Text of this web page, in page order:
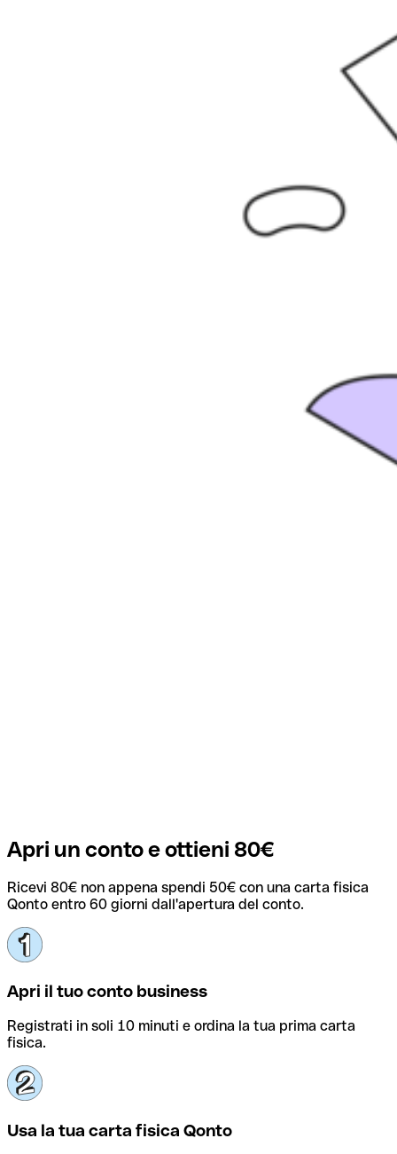
Apri un conto e ottieni 80€
Ricevi 80€ non appena spendi 50€ con una carta fisica
Qonto entro 60 giorni dall'apertura del conto.
Apri il tuo conto business
Registrati in soli 10 minuti e ordina la tua prima carta
fisica.
Usa la tua carta fisica Qonto